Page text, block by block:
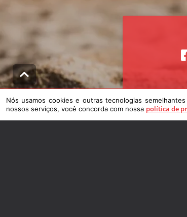
Nós usamos cookies e outras tecnologias
nossos serviços, você concorda com nossa política de